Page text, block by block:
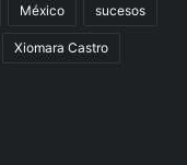
México sucesos
Xiomara Castro